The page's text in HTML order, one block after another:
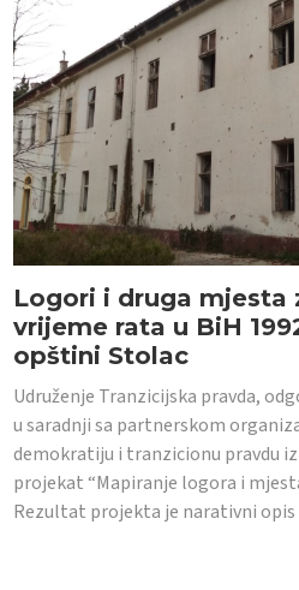
Logori i druga mjesta
vrijeme rata u BiH
opštini Stolac
Udruženje Tranzicijska pravda,
u saradnji sa partnerskom
demokratiju i tranzicionu pravdu
projekat “Mapiranje logora i
Rezultat projekta je narativni